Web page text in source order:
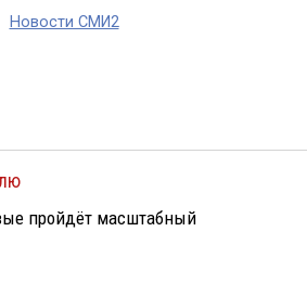
Новости СМИ2
пройдёт масштабный